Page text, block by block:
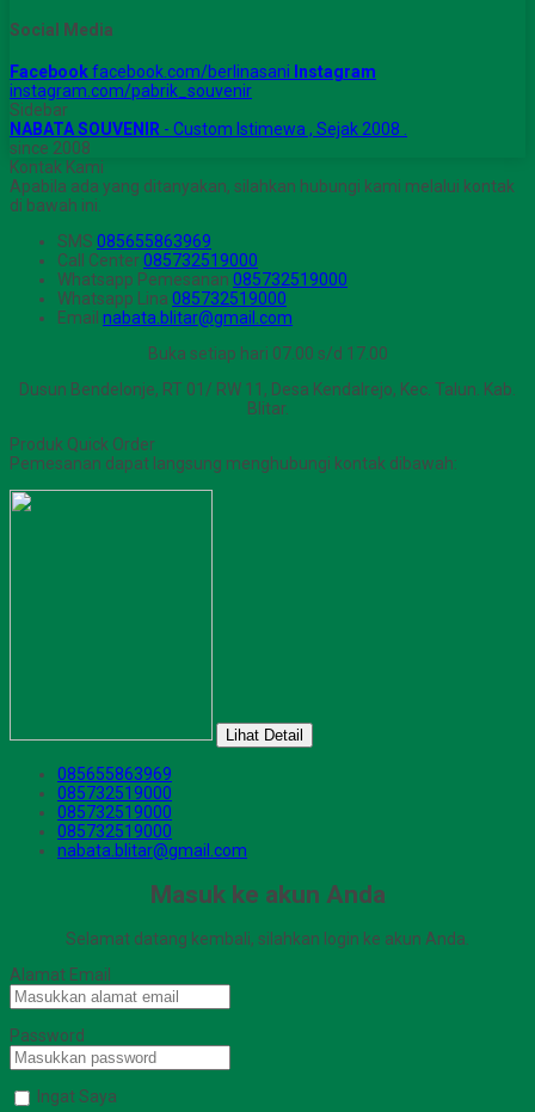
Social Media
Facebookfacebook.com/berlinasani Instagram
instagram.com/pabrik_souvenir
Sidebar
NABATA SOUVENIR - Custom Istimewa , Sejak 2008 .
since 2008
Kontak Kami
Apabila ada yang ditanyakan, silahkan hubungi kami melalui kontak
di bawah ini.
SMS 085655863969
Call Center085732519000
Whatsapp Pemesanan 085732519000
Whatsapp Lina 085732519000
Email nabata.blitar@gmail.com
Buka setiap hari 07.00 s/d 17.00
Dusun Bendelonje, RT 01/ RW 11, Desa Kendalrejo, Kec. Talun. Kab.
Blitar.
Produk Quick Order
Pemesanan dapat langsung menghubungi kontak dibawah:
Lihat Detail
085655863969
085732519000
085732519000
085732519000
nabata.blitar@gmail.com
Masuk ke akun Anda
Selamat datang kembali, silahkan login ke akun Anda.
Alamat Email
Password
Ingat Saya